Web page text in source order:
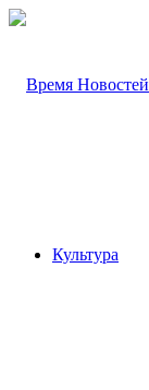
Культура